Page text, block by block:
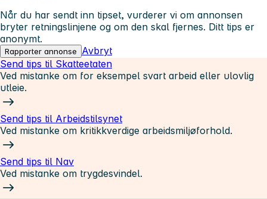
Når du har sendt inn tipset, vurderer vi om annonsen
bryter retningslinjene og om den skal fjernes. Ditt tips er
anonymt.
Rapporter annonse
Avbryt
Send tips til Skatteetaten
Ved mistanke om for eksempel svart arbeid eller ulovlig
utleie.
Send tips til Arbeidstilsynet
Ved mistanke om kritikkverdige arbeidsmiljøforhold.
Send tips til Nav
Ved mistanke om trygdesvindel.